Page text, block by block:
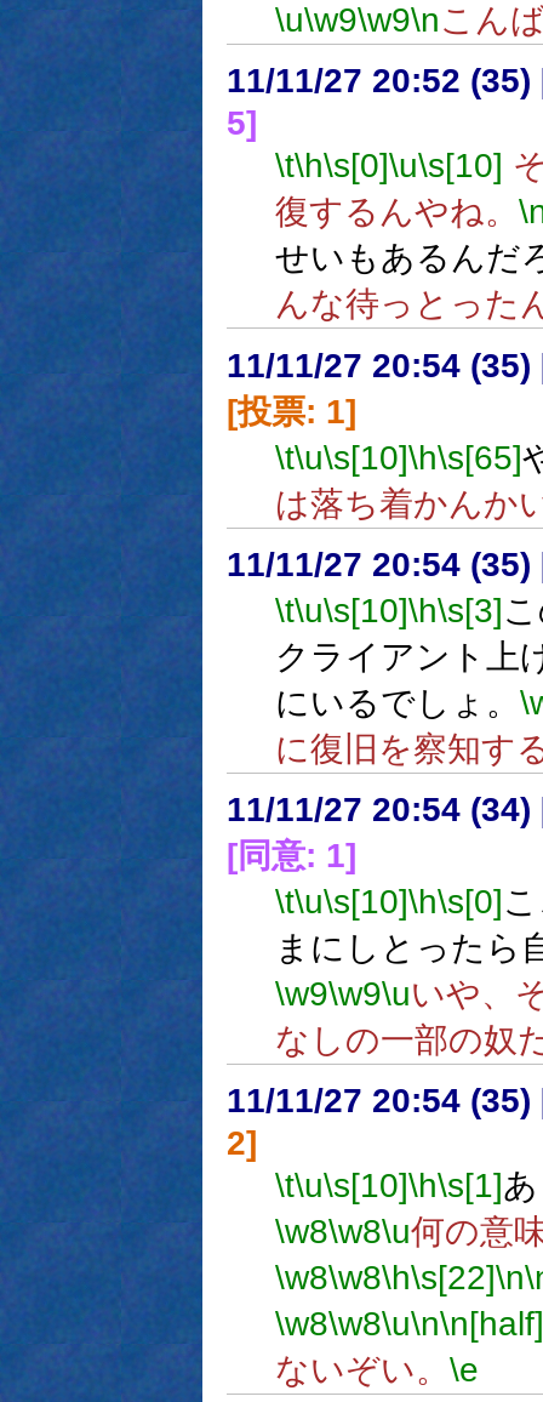
\u\w9\w9\nこん
11/11/27 20:52 (35)
5]
\t\h\s[0]\u\s[10]
復するんやね。
せいもあるんだ
んな待っとった
11/11/27 20:54 (35)
[投票: 1]
\t\u\s[10]\h\s[65]
は落ち着かんか
11/11/27 20:54 (35)
\t\u\s[10]\h\s[3]
クライアント上
にいるでしょ。
に復旧を察知す
11/11/27 20:54 (34)
[同意: 1]
\t\u\s[10]\h\s[0]
まにしとったら
\w9\w9\uいや、
なしの一部の奴
11/11/27 20:54 (35)
2]
\t\u\s[10]\h\s[1]
\w8\w8\u何の意
\w8\w8\h\s[22]\n
\w8\w8\u\n\n[half]
ないぞい。 \e